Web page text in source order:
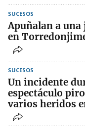
SUCESOS
Apuñalan a una
en
SUCESOS
Un incidente
espectáculo
varios heridos